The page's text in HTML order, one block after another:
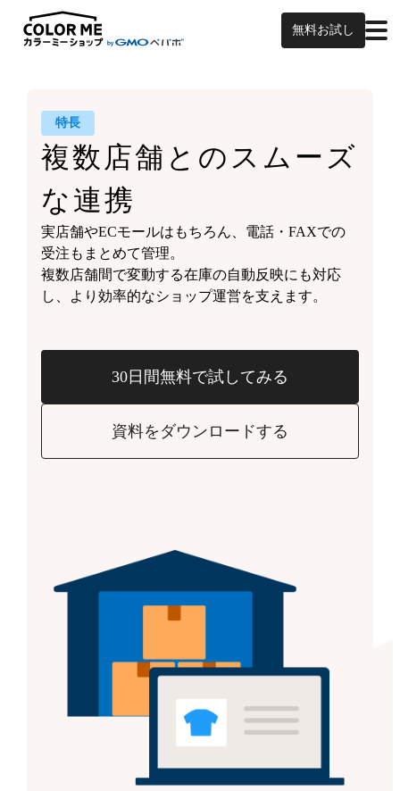
無料お試し
特長
複数店舗との スムーズ
な連携
実店舗やECモールはもちろん、 電話・FAXでの
受注もまとめて管理。
複数店舗間で変動する在庫の自動反映にも対応
し、 より効率的なショップ運営を支えます。
30日間無料で試してみる
資料をダウンロードする